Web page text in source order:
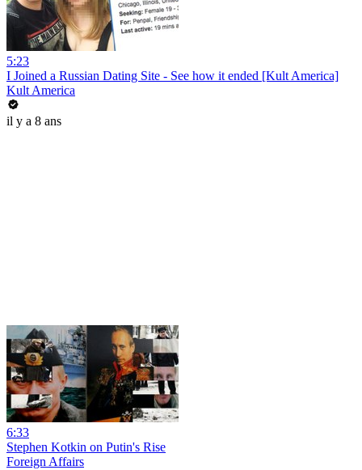
5:23
I Joined a Russian Dating Site - See how it ended [Kult America]
Kult America
il y a 8 ans
6:33
Stephen Kotkin on Putin's Rise
Foreign Affairs